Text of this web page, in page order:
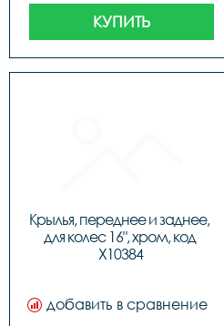
КУПИТЬ
Крылья, переднее и заднее,
для колес 16", хром, код
Х10384
добавить в сравнение